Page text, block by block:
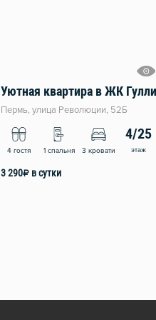
Уютная квартира в ЖК
Пермь, улица Революции, 52Б
4 гостя 1 спальня 3 кровати
4/25
этаж
3 290₽ в сутки